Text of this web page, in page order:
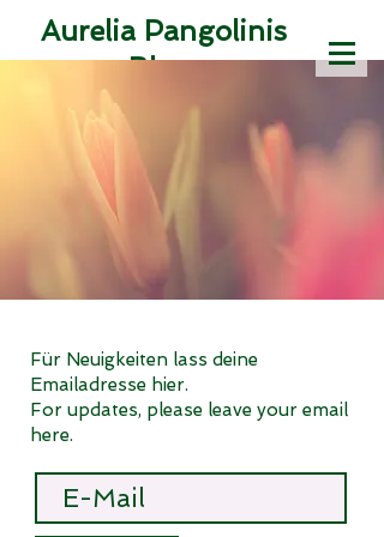
Aurelia Pangolinis
Blog
Texte aus der
Zeitmaschine des
Jetzt
Susanne Magdalena Karr
Für Neuigkeiten lass deine
Emailadresse hier.
For updates, please leave your email
here.